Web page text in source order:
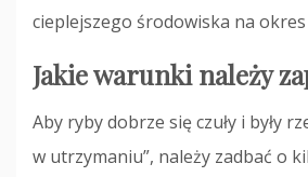
cieplejszego środowiska na
Jakie warunki należy
Aby ryby dobrze się czuły i były
w utrzymaniu”, należy zadbać o